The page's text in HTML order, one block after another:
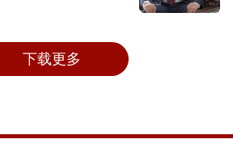
下载更多